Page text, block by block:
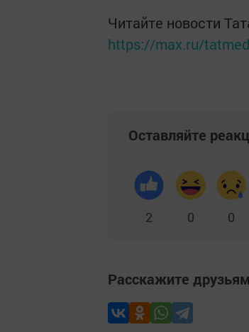
Читайте новости
https://max.ru/
Оставляйте
2 0 0
Расскажите друзьям